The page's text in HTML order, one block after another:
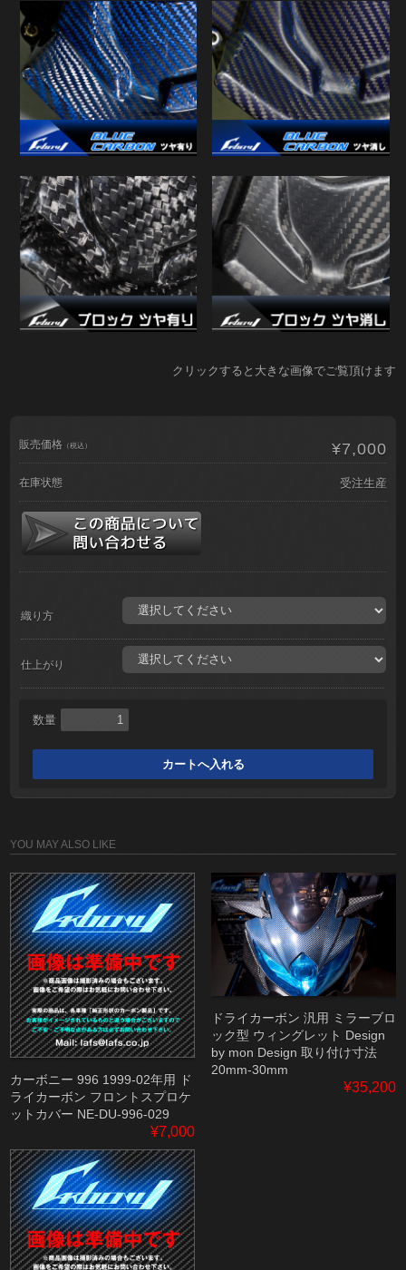
クリックすると大きな画像でご覧頂けます
販売価格 （税込） ¥7,000
在庫状態 受注生産
織り方
仕上がり
数量
YOU MAY ALSO LIKE
カーボニー 996 1999-02年用 ド
ライカーボン フロントスプロケ
ットカバー NE-DU-996-029
¥7,000
ドライカーボン 汎用 ミラーブロ
ック型 ウィングレット Design
by mon Design 取り付け寸法
20mm-30mm
¥35,200